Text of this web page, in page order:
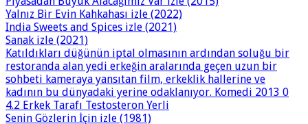
Yalnız Bir Evin Kahkahası izle (2022)
India Sweets and Spices izle (2021)
Sanak izle (2021)
Katıldıkları düğünün iptal olmasının ardından soluğu bir
restoranda alan yedi erkeğin aralarında geçen uzun bir
sohbeti kameraya yansıtan film, erkeklik hallerine ve
kadının bu dünyadaki yerine odaklanıyor. Komedi 2013 0
4.2 Erkek Tarafı Testosteron Yerli
Senin Gözlerin İçin izle (1981)